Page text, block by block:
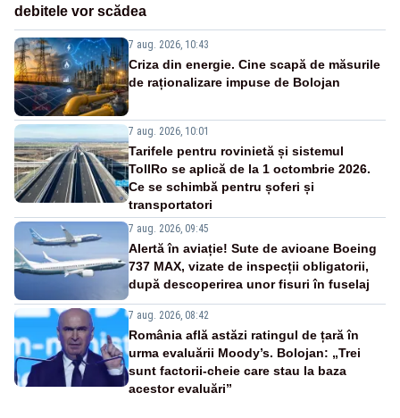
debitele vor scădea
7 aug. 2026, 10:43
Criza din energie. Cine scapă de măsurile
de raționalizare impuse de Bolojan
7 aug. 2026, 10:01
Tarifele pentru rovinietă și sistemul
TollRo se aplică de la 1 octombrie 2026.
Ce se schimbă pentru șoferi și
transportatori
7 aug. 2026, 09:45
Alertă în aviație! Sute de avioane Boeing
737 MAX, vizate de inspecții obligatorii,
după descoperirea unor fisuri în fuselaj
7 aug. 2026, 08:42
România află astăzi ratingul de țară în
urma evaluării Moody’s. Bolojan: „Trei
sunt factorii-cheie care stau la baza
acestor evaluări”